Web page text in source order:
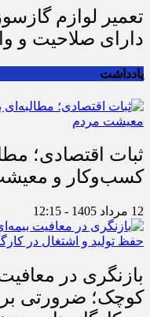
تعمیر لوازم
دارای صلاحیت و
یادداشت
ثبات اقتصادی؛
کسب‌وکار و
12 مرداد 1405 - 12:15
بازنگری در
کوچک؛ ضرورتی